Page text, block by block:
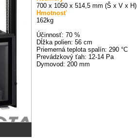
700 x 1050 x 514,5 mm (Š x V x H)
Hmotnosť
162kg
Účinnosť: 70 %
Dĺžka polien: 56 cm
Priemerná teplota spalín: 290 °C
Prevádzkový ťah: 12-14 Pa
Dymovod: 200 mm